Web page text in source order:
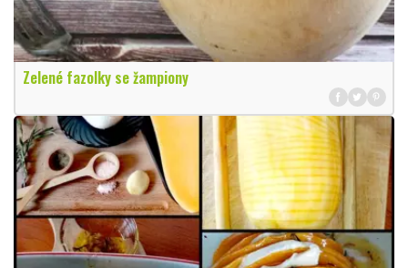
Zelené fazolky se žampiony